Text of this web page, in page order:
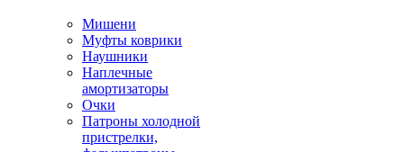
Мишени
Муфты коврики
Наушники
Наплечные
амортизаторы
Очки
Патроны холодной
пристрелки,